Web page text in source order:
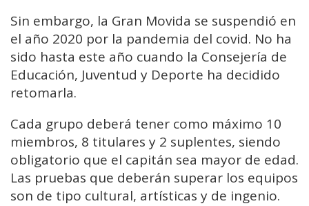
Sin embargo, la Gran Movida se suspendió en
el año 2020 por la pandemia del covid. No ha
sido hasta este año cuando la Consejería de
Educación, Juventud y Deporte ha decidido
retomarla.
Cada grupo deberá tener como máximo 10
miembros, 8 titulares y 2 suplentes, siendo
obligatorio que el capitán sea mayor de edad.
Las pruebas que deberán superar los equipos
son de tipo cultural, artísticas y de ingenio.